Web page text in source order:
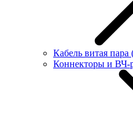
Кабель витая пара
Коннекторы и ВЧ-